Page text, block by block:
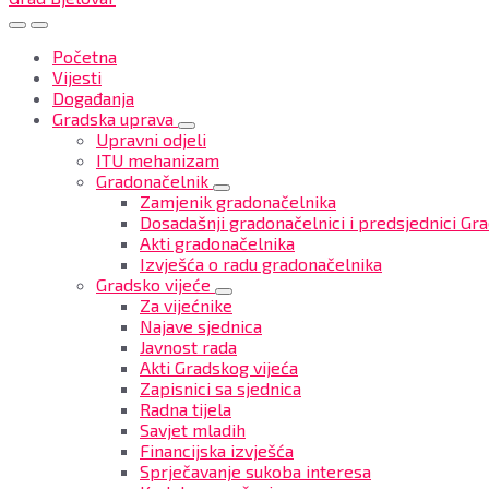
Početna
Vijesti
Događanja
Gradska uprava
Upravni odjeli
ITU mehanizam
Gradonačelnik
Zamjenik gradonačelnika
Dosadašnji gradonačelnici i predsjednici
Akti gradonačelnika
Izvješća o radu gradonačelnika
Gradsko vijeće
Za vijećnike
Najave sjednica
Javnost rada
Akti Gradskog vijeća
Zapisnici sa sjednica
Radna tijela
Savjet mladih
Financijska izvješća
Sprječavanje sukoba interesa